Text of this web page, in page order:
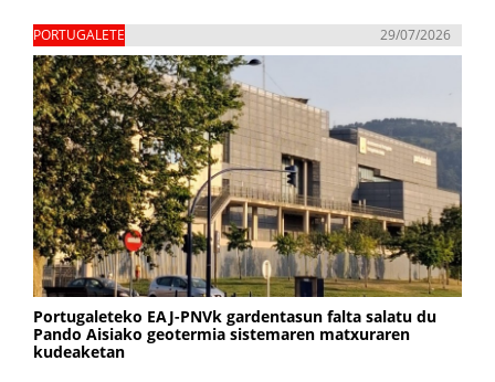
PORTUGALETE 29/07/2026
Portugaleteko EAJ-PNVk gardentasun falta salatu du
Pando Aisiako geotermia sistemaren matxuraren
kudeaketan